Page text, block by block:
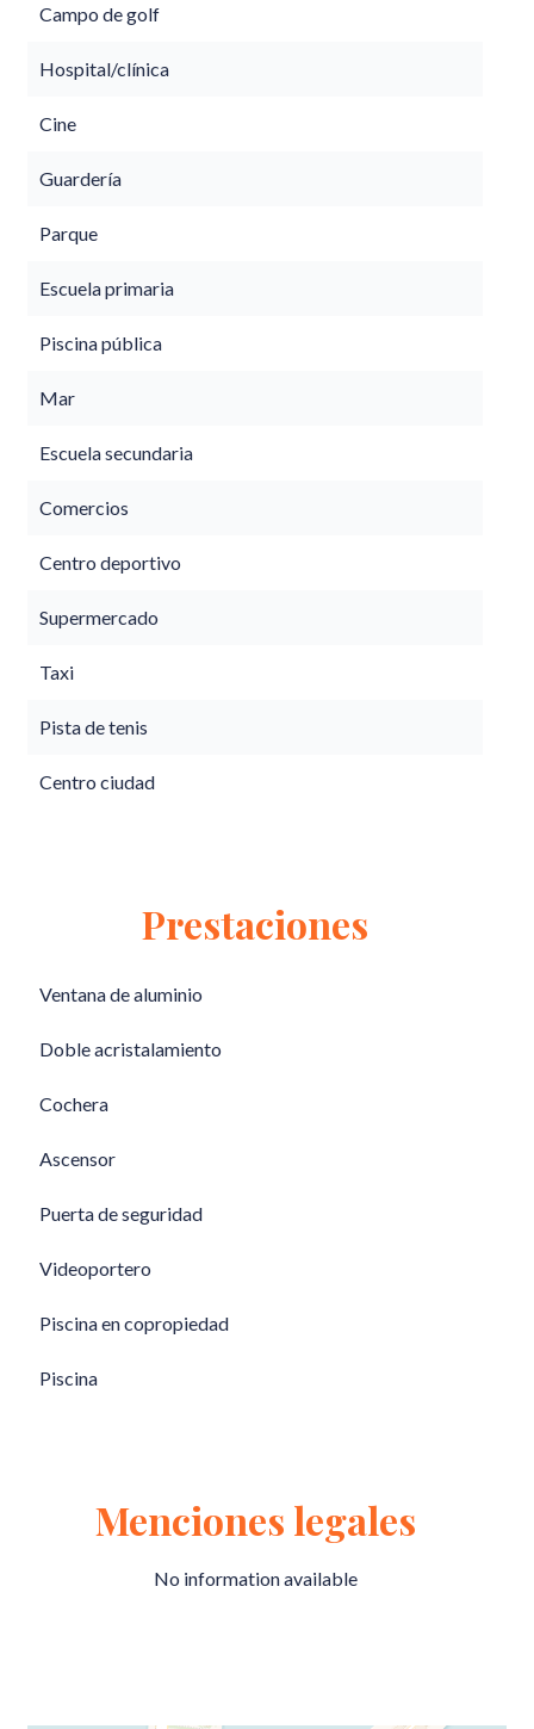
Campo de golf
Hospital/clínica
Cine
Guardería
Parque
Escuela primaria
Piscina pública
Mar
Escuela secundaria
Comercios
Centro deportivo
Supermercado
Taxi
Pista de tenis
Centro ciudad
Prestaciones
Ventana de aluminio
Doble acristalamiento
Cochera
Ascensor
Puerta de seguridad
Videoportero
Piscina en copropiedad
Piscina
Menciones legales
No information available